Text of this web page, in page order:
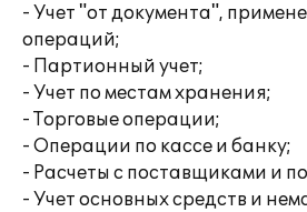
- Учет "от документа",
операций;
- Партионный учет;
- Учет по местам хранения;
- Торговые операции;
- Операции по кассе и банку;
- Расчеты с поставщиками и
- Учет основных средств и